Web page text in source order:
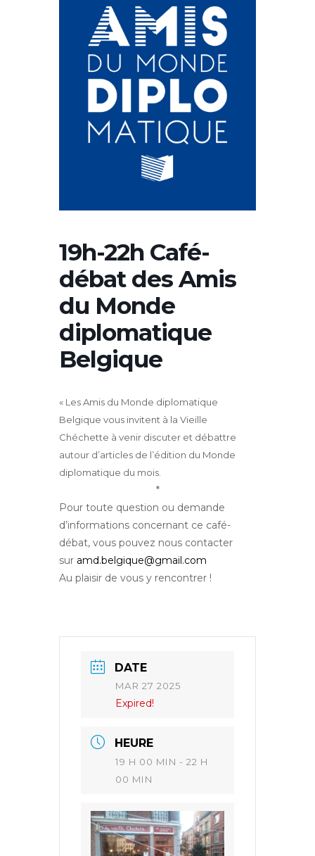
19h-22h Café-
débat des Amis
du Monde
diplomatique
Belgique
« Les Amis du Monde diplomatique
Belgique vous invitent à la Vieille
Chéchette à venir discuter et débattre
autour d’articles de l’édition du Monde
diplomatique du mois.
*
Pour toute question ou demande
d’informations concernant ce café-
débat, vous pouvez nous contacter
sur amd.belgique@gmail.com
Au plaisir de vous y rencontrer !
DATE
MAR 27 2025
Expired!
HEURE
19 H 00 MIN - 22 H
00 MIN